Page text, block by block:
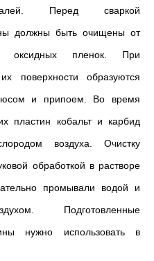
Перед сваркой
должны быть очищены от
оксидных пленок. При
поверхности образуются
и припоем. Во время
пластин кобальт и карбид
воздуха. Очистку
обработкой в растворе
промывали водой и
Подготовленные
нужно использовать в